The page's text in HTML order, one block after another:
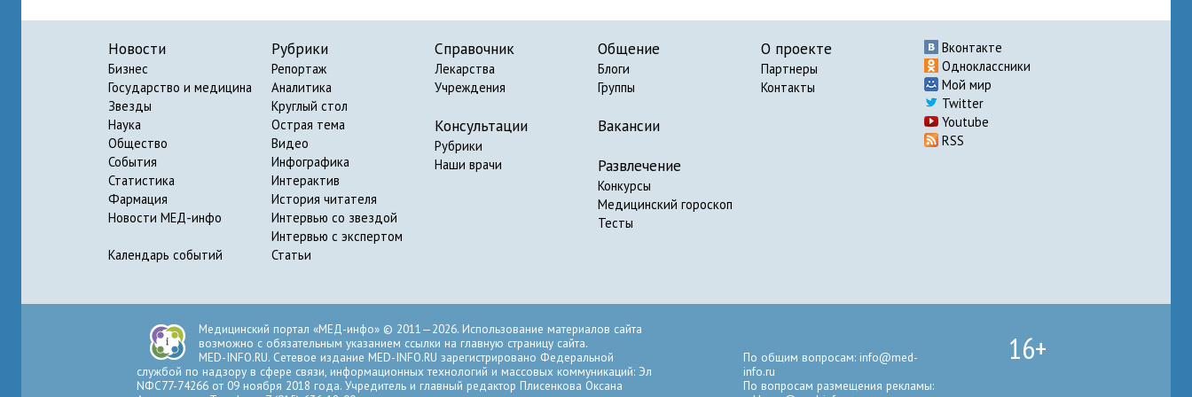
Новости
Бизнес
Государство и медицина
Звезды
Наука
Общество
События
Статистика
Фармация
Новости МЕД-инфо
Календарь событий
Рубрики
Репортаж
Аналитика
Круглый стол
Острая тема
Видео
Инфографика
Интерактив
История читателя
Интервью со звездой
Интервью с экспертом
Статьи
Справочник
Лекарства
Учреждения
Консультации
Рубрики
Наши врачи
Общение
Блоги
Группы
Вакансии
Развлечение
Конкурсы
Медицинский гороскоп
Тесты
О проекте
Партнеры
Контакты
Вконтакте
Одноклассники
Мой мир
Twitter
Youtube
RSS
Медицинский портал «МЕД-инфо» © 2011—2026. Использование материалов сайта
возможно с обязательным указанием ссылки на главную страницу сайта.
MED-INFO.RU. Сетевое издание MED-INFO.RU зарегистрировано Федеральной
службой по надзору в сфере связи, информационных технологий и массовых коммуникаций: Эл
NФС77-74266 от 09 ноября 2018 года. Учредитель и главный редактор Плисенкова Оксана
По общим вопросам: info@med-
info.ru
По вопросам размещения рекламы:
16+